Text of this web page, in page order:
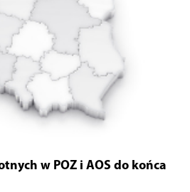
w POZ i AOS do końca